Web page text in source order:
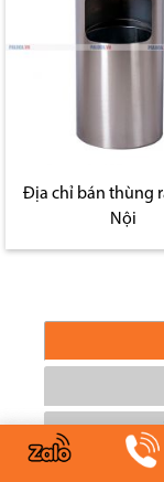
Địa chỉ bán thùng
Nội